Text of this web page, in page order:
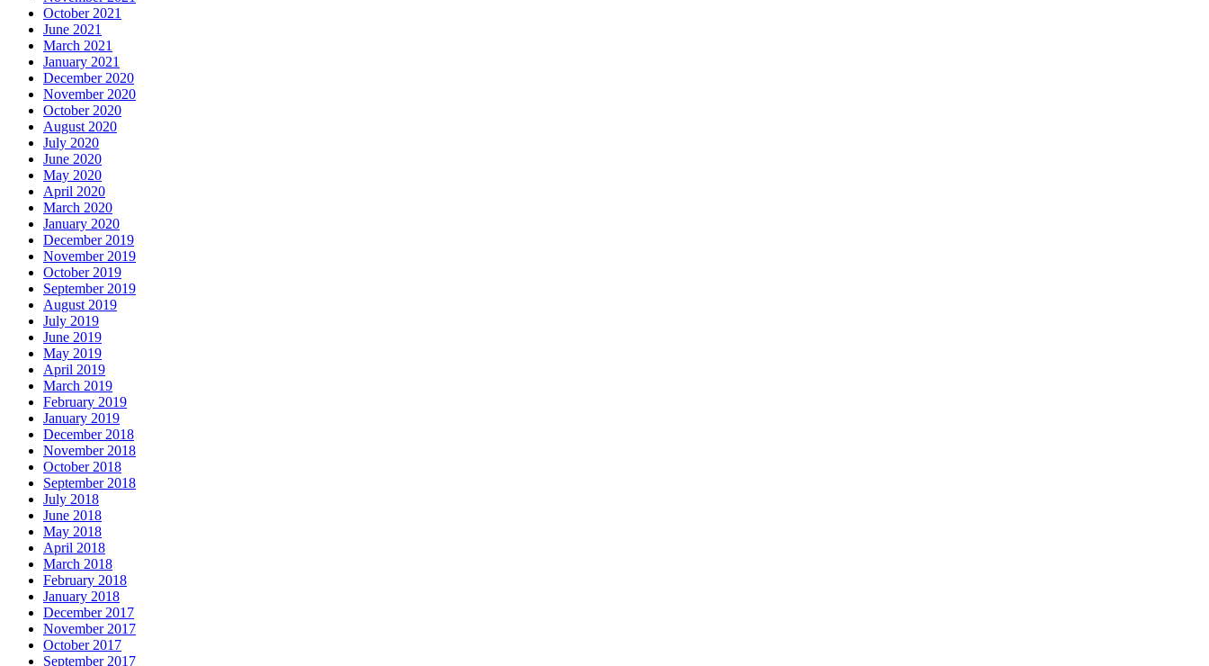
October 2021
June 2021
March 2021
January 2021
December 2020
November 2020
October 2020
August 2020
July 2020
June 2020
May 2020
April 2020
March 2020
January 2020
December 2019
November 2019
October 2019
September 2019
August 2019
July 2019
June 2019
May 2019
April 2019
March 2019
February 2019
January 2019
December 2018
November 2018
October 2018
September 2018
July 2018
June 2018
May 2018
April 2018
March 2018
February 2018
January 2018
December 2017
November 2017
October 2017
September 2017